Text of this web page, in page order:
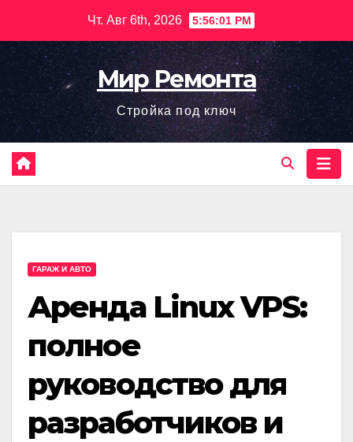
содержимому
Чт. Авг 6th, 2026 5:56:02 PM
Мир Ремонта
Стройка под ключ
ГАРАЖ И АВТО
Аренда Linux VPS:
полное
руководство для
разработчиков и